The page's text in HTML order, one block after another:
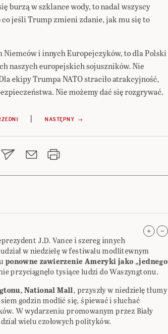
burzą w szklance wody, to nadal wszyscy
jeśli Trump zmieni zdanie, jak mu się to
Niemców i innych Europejczyków, to dla Polski
naszych europejskich sojuszników. Nie
ekipy Trumpa NATO straciło atrakcyjność,
Nie możemy dać się rozgrywać.
| NASTĘPNY →
J.D. Vance i szereg innych
w niedzielę w festiwalu modlitewnym
ponowne zawierzenie Ameryki jako „jednego
przyciągnęło tysiące ludzi do Waszyngtonu.
National Mall, przyszły w niedzielę tłumy
godzin modlić się, śpiewać i słuchać
W wydarzeniu promowanym przez Biały
wielu czołowych polityków.